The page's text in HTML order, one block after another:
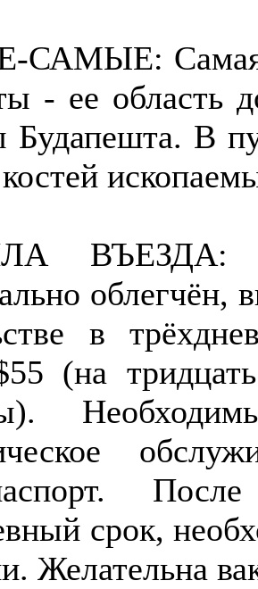
Самая
- ее область
Будапешта. В
ВЪЕЗДА:
облегчён,
в
(на
срок,
Желательна